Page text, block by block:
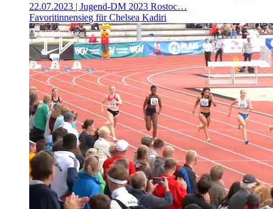
22.07.2023 | Jugend-DM 2023 Rostoc…
Favoritinnensieg für Chelsea Kadiri